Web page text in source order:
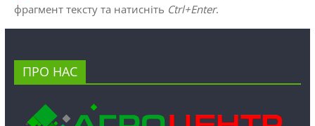
фрагмент тексту та натисніть Ctrl+Enter.
ПРО НАС